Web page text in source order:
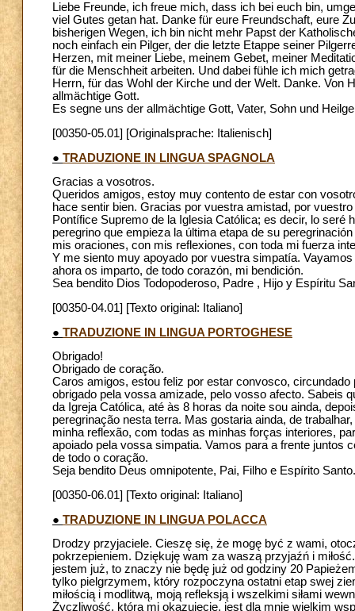
Liebe Freunde, ich freue mich, dass ich bei euch bin,
viel Gutes getan hat. Danke für eure Freundschaft, eure
bisherigen Wegen, ich bin nicht mehr Papst der
noch einfach ein Pilger, der die letzte Etappe seiner
Herzen, mit meiner Liebe, meinem Gebet, meiner
für die Menschheit arbeiten. Und dabei fühle ich mich
Herrn, für das Wohl der Kirche und der Welt. Danke. Von
allmächtige Gott.
Es segne uns der allmächtige Gott, Vater, Sohn und
[00350-05.01] [Originalsprache: Italienisch]
● TRADUZIONE IN LINGUA SPAGNOLA
Gracias a vosotros.
Queridos amigos, estoy muy contento de estar con
hace sentir bien. Gracias por vuestra amistad, por
Pontífice Supremo de la Iglesia Católica; es decir, lo
peregrino que empieza la última etapa de su
mis oraciones, con mis reflexiones, con toda mi fuerza
Y me siento muy apoyado por vuestra simpatía.
ahora os imparto, de todo corazón, mi bendición.
Sea bendito Dios Todopoderoso, Padre , Hijo y Espíritu
[00350-04.01] [Texto original: Italiano]
● TRADUZIONE IN LINGUA PORTOGHESE
Obrigado!
Obrigado de coração.
Caros amigos, estou feliz por estar convosco,
obrigado pela vossa amizade, pelo vosso afecto. Sabeis
da Igreja Católica, até às 8 horas da noite sou ainda,
peregrinação nesta terra. Mas gostaria ainda, de
minha reflexão, com todas as minhas forças interiores,
apoiado pela vossa simpatia. Vamos para a frente juntos
de todo o coração.
Seja bendito Deus omnipotente, Pai, Filho e Espírito
[00350-06.01] [Texto original: Italiano]
● TRADUZIONE IN LINGUA POLACCA
Drodzy przyjaciele. Cieszę się, że mogę być z wami,
pokrzepieniem. Dziękuję wam za waszą przyjaźń i
jestem już, to znaczy nie będę już od godziny 20
tylko pielgrzymem, który rozpoczyna ostatni etap swej
miłością i modlitwą, moją refleksją i wszelkimi siłami
Życzliwość, którą mi okazujecie, jest dla mnie wielkim